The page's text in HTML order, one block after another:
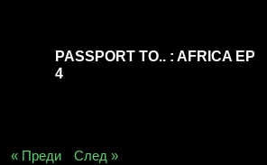
PASSPORT TO.. : AFRICA EP
4
« Преди След »